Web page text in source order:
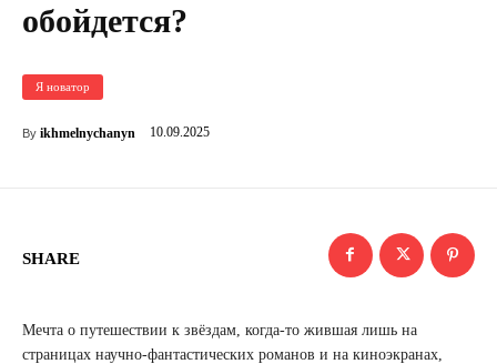
обойдется?
Я новатор
By ikhmelnychanyn 10.09.2025
SHARE
Мечта о путешествии к звёздам, когда-то жившая лишь на
страницах научно-фантастических романов и на киноэкранах,